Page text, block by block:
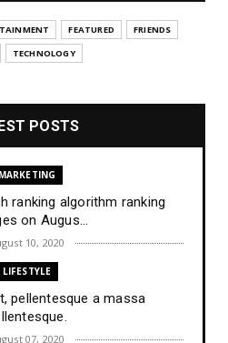
FEATURED
FRIENDS
TECHNOLOGY
POSTS
MARKETING
ranking algorithm ranking
on Augus...
10, 2020
LIFESTYLE
pellentesque a massa
07, 2020